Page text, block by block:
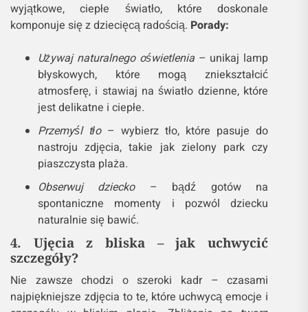
3. Fotografia dziecięca w plenerze – jak
korzystać z natury?
Plener to idealne miejsce do robienia zdjęć
dzieciom, ponieważ natura dostarcza nie tylko
pięknych tła, ale również odpowiedniego światła.
Fotografowanie na świeżym powietrzu pozwala
uzyskać bardziej naturalne i radosne zdjęcia. Warto
zwrócić uwagę na porę dnia, ponieważ światło ma
ogromny wpływ na ostateczny wygląd zdjęcia. Złota
godzina – tuż przed zachodem słońca – daje
wyjątkowe, ciepłe światło, które doskonale
komponuje się z dziecięcą radością.Porady:
błyskowych, które mogą zniekształcić
atmosferę, i stawiaj na światło dzienne, które
jest delikatne i ciepłe.
Przemyśl tło– wybierz tło, które pasuje do